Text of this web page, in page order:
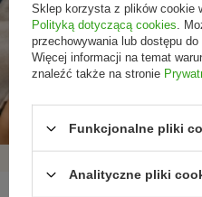
Promocje tylko dla
subskrybentów
Sklep korzysta z plików cookie
Polityką dotyczącą cookies .
przechowywania lub dostępu
Więcej informacji na temat
znaleźć także na stronie
Funkcjonalne pliki
Analityczne pliki